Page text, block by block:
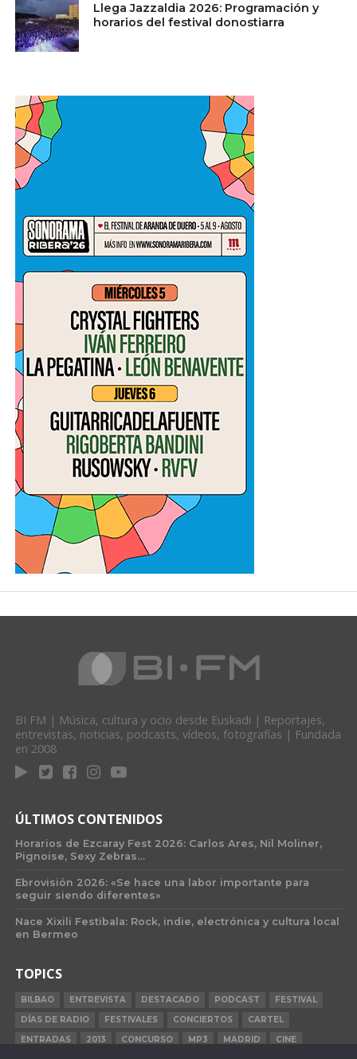
Llega Jazzaldia 2026: Programación y
horarios del festival donostiarra
BI FM | Música, cultura y ocio desde Euskadi | Reportajes,
entrevistas, noticias, podcasts, vídeos, fotografías | Fundada
en 2008
ÚLTIMOS CONTENIDOS
Horarios de Ezcaray Fest 2026: Carlos Ares, Nil Moliner,
Pignoise, Sexy Zebras…
Ebrovisión 2026: «Se hace una labor importante para
seguir siendo diferentes»
Nace Xixili Festibala: Rock, indie, electrónica y cultura local
en Bermeo
TOPICS
BILBAO ENTREVISTA DESTACADO PODCAST
FESTIVAL
DÍAS DE RADIO
FESTIVALES CONCIERTOS
CARTEL
ENTRADAS
2013 CONCURSO MP3 MADRID
CINE